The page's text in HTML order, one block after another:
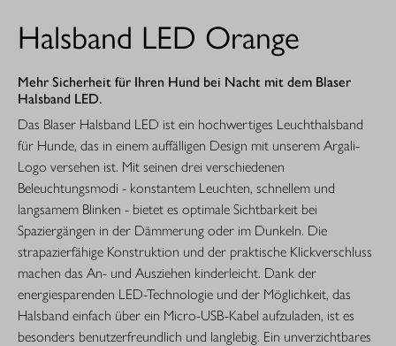
Halsband LED Orange
Mehr Sicherheit für Ihren Hund bei Nacht mit dem Blaser
Halsband LED.
Das Blaser Halsband LED ist ein hochwertiges Leuchthalsband
für Hunde, das in einem auffälligen Design mit unserem Argali-
Logo versehen ist. Mit seinen drei verschiedenen
Beleuchtungsmodi - konstantem Leuchten, schnellem und
langsamem Blinken - bietet es optimale Sichtbarkeit bei
Spaziergängen in der Dämmerung oder im Dunkeln. Die
strapazierfähige Konstruktion und der praktische Klickverschluss
machen das An- und Ausziehen kinderleicht. Dank der
energiesparenden LED-Technologie und der Möglichkeit, das
Halsband einfach über ein Micro-USB-Kabel aufzuladen, ist es
besonders benutzerfreundlich und langlebig. Ein unverzichtbares